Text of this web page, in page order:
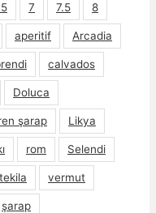
7 7.5 8
aperitif Arcadia
calvados
Doluca
şarap Likya
rom Selendi
tekila vermut
şarap